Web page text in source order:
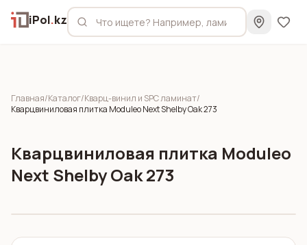
iPol.kz
Главная/Каталог/Кварц-винил и SPC ламинат/
Кварцвиниловая плитка Moduleo Next Shelby Oak 273
Кварцвиниловая плитка Moduleo
Next Shelby Oak 273